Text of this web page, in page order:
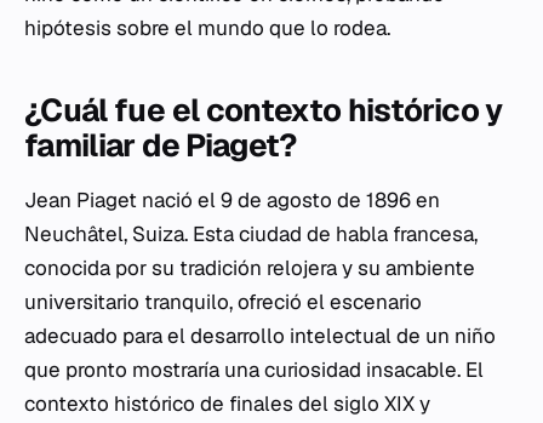
hipótesis sobre el mundo que lo rodea.
¿Cuál fue el contexto histórico y
familiar de Piaget?
Jean Piaget nació el 9 de agosto de 1896 en
Neuchâtel, Suiza. Esta ciudad de habla francesa,
conocida por su tradición relojera y su ambiente
universitario tranquilo, ofreció el escenario
adecuado para el desarrollo intelectual de un niño
que pronto mostraría una curiosidad insacable. El
contexto histórico de finales del siglo XIX y